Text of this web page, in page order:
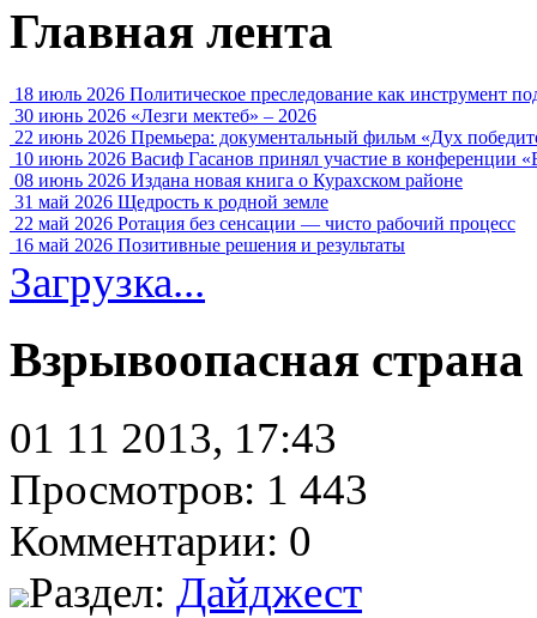
Главная лента
18 июль 2026 Политическое преследование как инструмент
30 июнь 2026 «Лезги мектеб» – 2026
22 июнь 2026 Премьера: документальный фильм «Дух
10 июнь 2026 Васиф Гасанов принял участие в конференции
08 июнь 2026 Издана новая книга о Курахском районе
31 май 2026 Щедрость к родной земле
22 май 2026 Ротация без сенсации — чисто рабочий процесс
16 май 2026 Позитивные решения и результаты
Загрузка...
Взрывоопасная страна
01 11 2013, 17:43
Просмотров: 1 443
Комментарии: 0
Раздел: Дайджест